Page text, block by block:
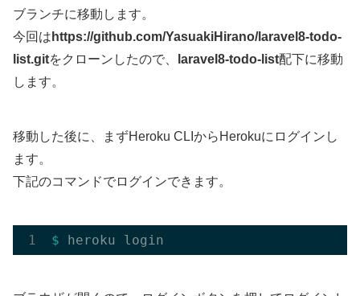
ブランチに移動します。
今回は https://github.com/YasuakiHirano/laravel8-todo-
list.gitをクローンしたので、 laravel8-todo-list配下に移動
します。
移動した後に、まずHeroku CLIからHerokuにログインし
ます。
下記のコマンドでログインできます。
$